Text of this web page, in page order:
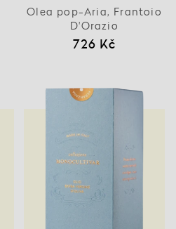
Olea pop-Aria, Frantoio
D'Orazio
726 Kč